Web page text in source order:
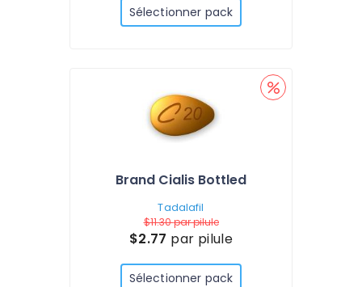
Sélectionner pack
Brand Cialis Bottled
Tadalafil
$11.30par pilule
$2.77 par pilule
Sélectionner pack